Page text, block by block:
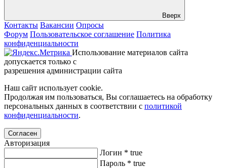
Вверх
Контакты Вакансии Опросы
Форум Пользовательское соглашение Политика
конфиденциальности
Использование материалов сайта
допускается только с
разрешения администрации сайта
Наш сайт использует cookie.
Продолжая им пользоваться, Вы соглашаетесь на обработку
персональных данных в соответствии с политикой
конфиденциальности.
Согласен
Авторизация
Логин * true
Пароль * true